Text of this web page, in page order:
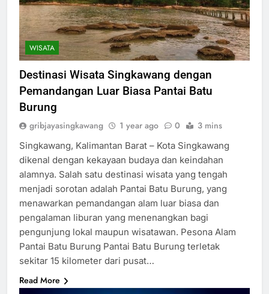
WISATA
Destinasi Wisata Singkawang dengan
Pemandangan Luar Biasa Pantai Batu
Burung
gribjayasingkawang 1 year ago 0 3 mins
Singkawang, Kalimantan Barat – Kota Singkawang
dikenal dengan kekayaan budaya dan keindahan
alamnya. Salah satu destinasi wisata yang tengah
menjadi sorotan adalah Pantai Batu Burung, yang
menawarkan pemandangan alam luar biasa dan
pengalaman liburan yang menenangkan bagi
pengunjung lokal maupun wisatawan. Pesona Alam
Pantai Batu Burung Pantai Batu Burung terletak
sekitar 15 kilometer dari pusat…
Read More